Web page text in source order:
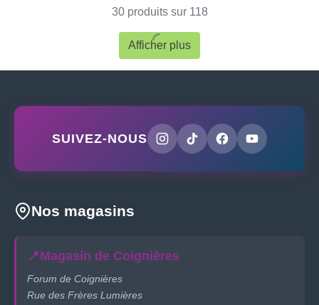
30 produits sur 118
Afficher plus
SUIVEZ-NOUS
Nos magasins
📍Magasin de Coignières
Forum de Coignières
Rue des Frères Lumières